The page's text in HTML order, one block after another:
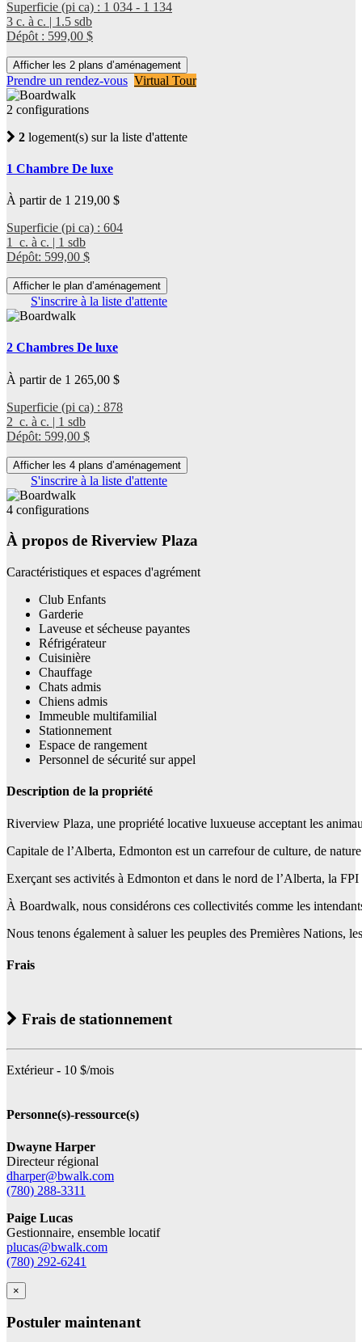
Superficie (pi ca) : 1 034 - 1 134
3 c. à c. | 1.5 sdb
Dépôt : 599,00 $
Afficher les 2 plans d’aménagement
Prendre un rendez-vous Virtual Tour
2 configurations
2 logement(s) sur la liste d'attente
1 Chambre De luxe
À partir de 1 219,00 $
Superficie (pi ca) : 604
1 c. à c. | 1 sdb
Dépôt: 599,00 $
Afficher le plan d’aménagement
S'inscrire à la liste d'attente
2 Chambres De luxe
À partir de 1 265,00 $
Superficie (pi ca) : 878
2 c. à c. | 1 sdb
Dépôt: 599,00 $
Afficher les 4 plans d’aménagement
S'inscrire à la liste d'attente
4 configurations
À propos de Riverview Plaza
Caractéristiques et espaces d'agrément
Club Enfants
Garderie
Laveuse et sécheuse payantes
Réfrigérateur
Cuisinière
Chauffage
Chats admis
Chiens admis
Immeuble multifamilial
Stationnement
Espace de rangement
Personnel de sécurité sur appel
Description de la propriété
Riverview Plaza, une propriété locative luxueuse acceptant les
Capitale de l’Alberta, Edmonton est un carrefour de culture, de
Exerçant ses activités à Edmonton et dans le nord de l’Alberta, la
À Boardwalk, nous considérons ces collectivités comme les
Nous tenons également à saluer les peuples des Premières Nations,
Frais
Frais de stationnement
Extérieur - 10 $/mois
Personne(s)-ressource(s)
Dwayne Harper
Directeur régional
dharper@bwalk.com
(780) 288-3311
Paige Lucas
Gestionnaire, ensemble locatif
plucas@bwalk.com
(780) 292-6241
×
Postuler maintenant